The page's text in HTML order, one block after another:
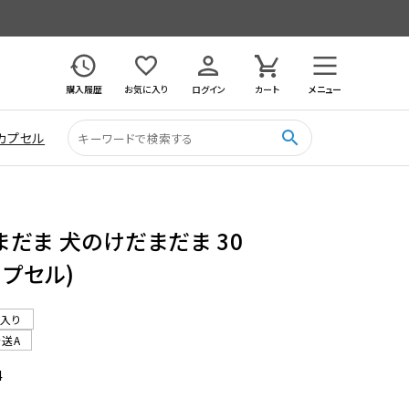
購入履歴
お気に入り ログイン カート メニュー
プセル search
だま 犬のけだまだま 30
セル)
り
A